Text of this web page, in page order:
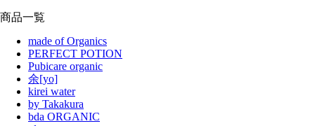
商品一覧
made of Organics
PERFECT POTION
Pubicare organic
余[yo]
kirei water
by Takakura
bda ORGANIC